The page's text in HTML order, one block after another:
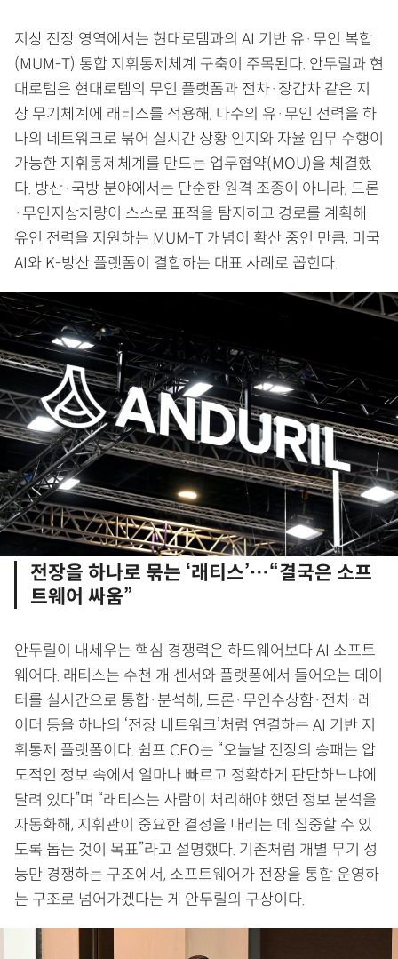
지상 전장 영역에서는 현대로템과의 AI 기반 유·무인 복합
(MUM-T) 통합 지휘통제체계 구축이 주목된다. 안두릴과 현
대로템은 현대로템의 무인 플랫폼과 전차·장갑차 같은 지
상 무기체계에 래티스를 적용해, 다수의 유·무인 전력을 하
나의 네트워크로 묶어 실시간 상황 인지와 자율 임무 수행이
가능한 지휘통제체계를 만드는 업무협약(MOU)을 체결했
다. 방산·국방 분야에서는 단순한 원격 조종이 아니라, 드론
·무인지상차량이 스스로 표적을 탐지하고 경로를 계획해
유인 전력을 지원하는 MUM-T 개념이 확산 중인 만큼, 미국
AI와 K-방산 플랫폼이 결합하는 대표 사례로 꼽힌다.
전장을 하나로 묶는 ‘래티스’…“결국은 소프
트웨어 싸움”
안두릴이 내세우는 핵심 경쟁력은 하드웨어보다 AI 소프트
웨어다. 래티스는 수천 개 센서와 플랫폼에서 들어오는 데이
터를 실시간으로 통합·분석해, 드론·무인수상함·전차·레
이더 등을 하나의 ‘전장 네트워크’처럼 연결하는 AI 기반 지
휘통제 플랫폼이다. 쉼프 CEO는 “오늘날 전장의 승패는 압
도적인 정보 속에서 얼마나 빠르고 정확하게 판단하느냐에
달려 있다”며 “래티스는 사람이 처리해야 했던 정보 분석을
자동화해, 지휘관이 중요한 결정을 내리는 데 집중할 수 있
도록 돕는 것이 목표”라고 설명했다. 기존처럼 개별 무기 성
능만 경쟁하는 구조에서, 소프트웨어가 전장을 통합 운영하
는 구조로 넘어가겠다는 게 안두릴의 구상이다.